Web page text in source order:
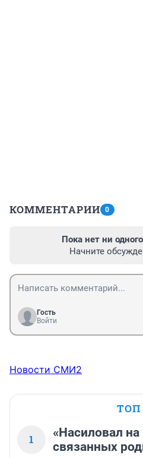
КОММЕНТАРИИ 0
Пока нет ни
Начните
Гость
Войти
Новости СМИ2
ТОП
1
«Насиловал на
связанных